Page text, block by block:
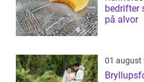
bedrifter
på alvor
01 august